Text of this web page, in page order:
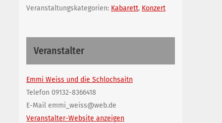
Veranstaltungskategorien: Kabarett, Konzert
Veranstalter
Emmi Weiss und die Schlochsaitn
Telefon 09132-8366418
E-Mail emmi_weiss@web.de
Veranstalter-Website anzeigen